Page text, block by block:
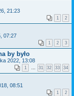
21:23
1 2
07:27
1 2 3
by było
2022, 13:08
1 … 31 32 33 34
08:51
1 2